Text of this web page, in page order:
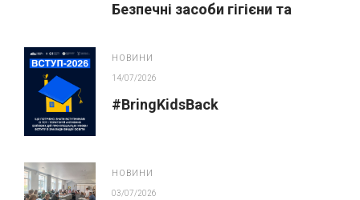
Безпечні засоби гігієни та
НОВИНИ
14/07/2026
#BringKidsBack
НОВИНИ
03/07/2026